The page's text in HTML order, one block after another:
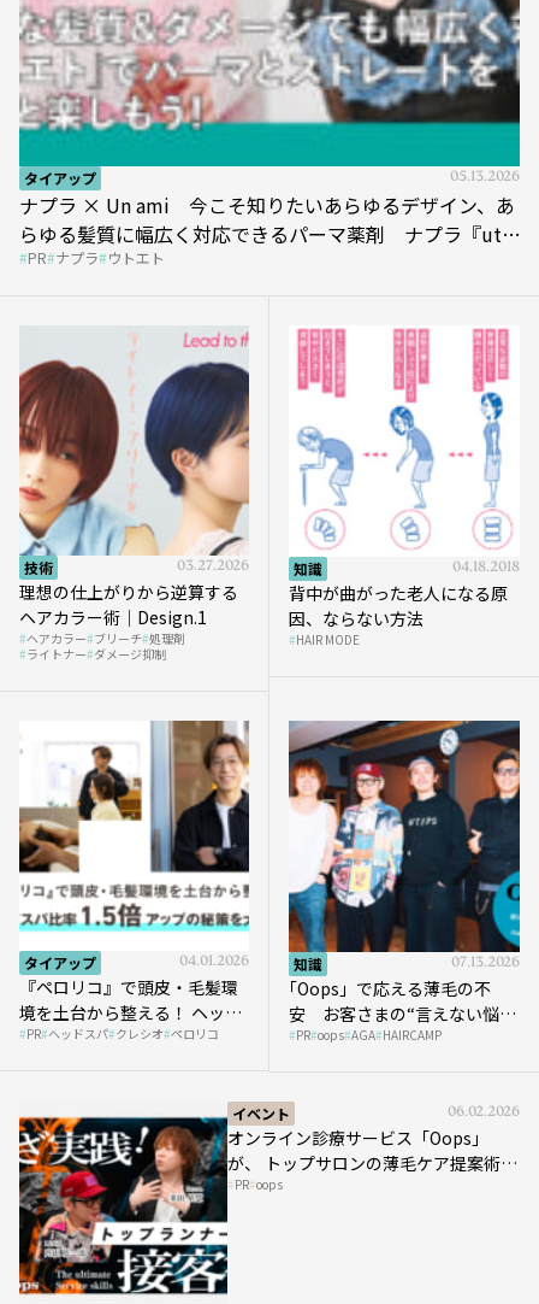
タイアップ 05.13.2026
ナプラ × Un ami 今こそ知りたいあらゆるデザイン、あ
らゆる髪質に幅広く対応できるパーマ薬剤 ナプラ『ut-
et』
PR ナプラ ウトエト
技術 03.27.2026
理想の仕上がりから逆算する
ヘアカラー術｜Design.1
ヘアカラー ブリーチ 処理剤
ライトナー ダメージ抑制
知識 04.18.2018
背中が曲がった老人になる原
因、ならない方法
HAIR MODE
タイアップ 04.01.2026
『ペロリコ』で頭皮・毛髪環
境を土台から整える！ ヘッド
スパ比率1.5倍アップの秘策を
PR ヘッドスパ クレシオ ペロリコ
知識 07.13.2026
｢Oops」で応える薄毛の不
安 お客さまの“言えない悩
み”にどう向き合う？ ＃01
PR oops AGA HAIRCAMP
イベント 06.02.2026
オンライン診療サービス「Oops」
が、 トップサロンの薄毛ケア提案術を
HAIRCAMPで公開！
PR oops